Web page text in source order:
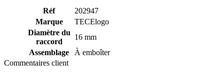
Réf
202947
Marque
TECElogo
Diamètre du
raccord
16 mm
Assemblage
À emboîter
Commentaires client